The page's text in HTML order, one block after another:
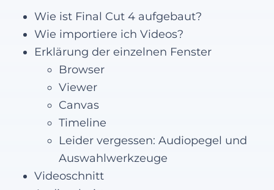
Wie ist Final Cut 4 aufgebaut?
Wie importiere ich Videos?
Erklärung der einzelnen Fenster
Browser
Viewer
Canvas
Timeline
Leider vergessen: Audiopegel und
Auswahlwerkzeuge
Videoschnitt